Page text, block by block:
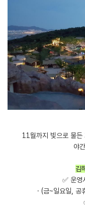
11월까지 빛으로 물든
야
김
✅ 운
· (금~일요일,